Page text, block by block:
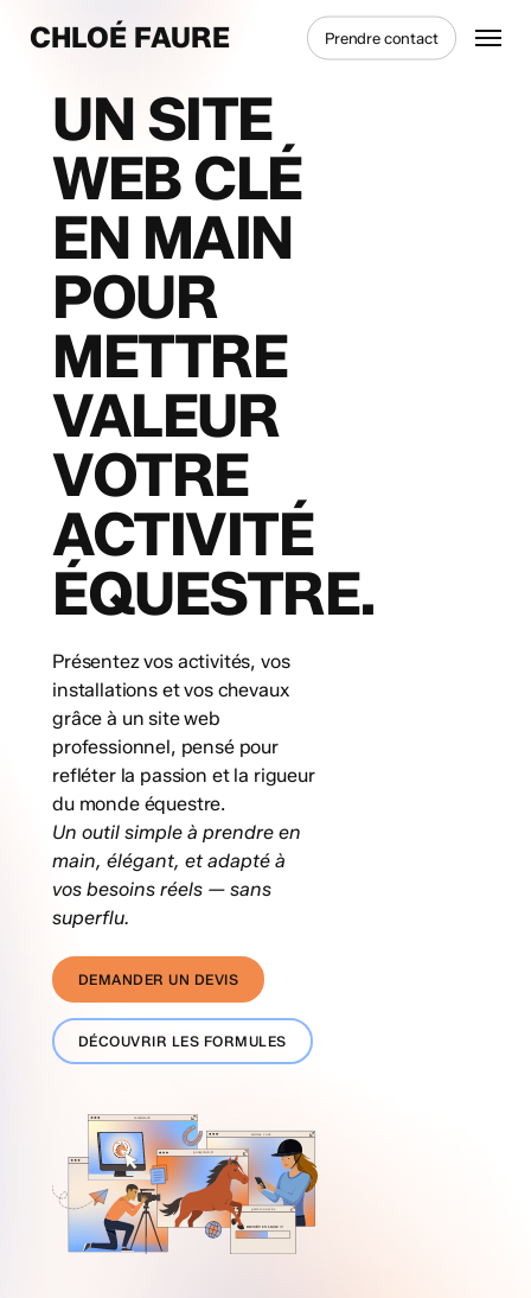
content
CHLOÉ FAURE Prendre contact Menu
UN SITE
WEB CLÉ
EN MAIN
POUR
METTRE
VALEUR
VOTRE
ACTIVITÉ
ÉQUESTRE.
Présentez vos activités, vos
installations et vos chevaux
grâce à un site web
professionnel, pensé pour
refléter la passion et la rigueur
du monde équestre.
Un outil simple à prendre en
main, élégant, et adapté à
vos besoins réels — sans
superflu.
DEMANDER UN DEVIS
DÉCOUVRIR LES FORMULES